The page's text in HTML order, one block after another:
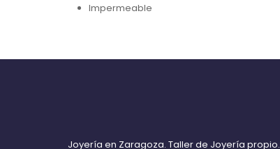
Impermeable
Joyería en Zaragoza. Taller de Joyería propio.